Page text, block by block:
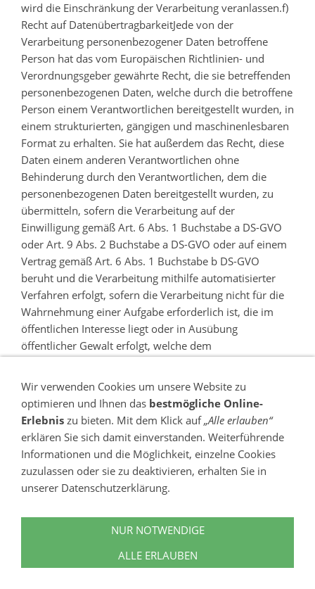
wird die Einschränkung der Verarbeitung veranlassen.f)
Recht auf DatenübertragbarkeitJede von der
Verarbeitung personenbezogener Daten betroffene
Person hat das vom Europäischen Richtlinien- und
Verordnungsgeber gewährte Recht, die sie betreffenden
personenbezogenen Daten, welche durch die betroffene
Person einem Verantwortlichen bereitgestellt wurden, in
einem strukturierten, gängigen und maschinenlesbaren
Format zu erhalten. Sie hat außerdem das Recht, diese
Daten einem anderen Verantwortlichen ohne
Behinderung durch den Verantwortlichen, dem die
personenbezogenen Daten bereitgestellt wurden, zu
übermitteln, sofern die Verarbeitung auf der
Einwilligung gemäß Art. 6 Abs. 1 Buchstabe a DS-GVO
oder Art. 9 Abs. 2 Buchstabe a DS-GVO oder auf einem
Vertrag gemäß Art. 6 Abs. 1 Buchstabe b DS-GVO
beruht und die Verarbeitung mithilfe automatisierter
Verfahren erfolgt, sofern die Verarbeitung nicht für die
Wahrnehmung einer Aufgabe erforderlich ist, die im
öffentlichen Interesse liegt oder in Ausübung
öffentlicher Gewalt erfolgt, welche dem
Ferner hat die betroffene Person bei der Ausübung ihres
Rechts auf Datenübertragbarkeit gemäß Art. 20 Abs. 1
DS-GVO das Recht, zu erwirken, dass die
personenbezogenen Daten direkt von einem
Verantwortlichen an einen anderen Verantwortlichen
übermittelt werden, soweit dies technisch machbar ist
und sofern hiervon nicht die Rechte und Freiheiten
anderer Personen beeinträchtigt werden.
Zur Geltendmachung des Rechts auf
Datenübertragbarkeit kann sich die betroffene Person
Wir verwenden Cookies um unsere Website zu
optimieren und Ihnen das bestmögliche Online-
Erlebnis zu bieten. Mit dem Klick auf„Alle erlauben“
erklären Sie sich damit einverstanden. Weiterführende
Informationen und die Möglichkeit, einzelne Cookies
zuzulassen oder sie zu deaktivieren, erhalten Sie in
unserer Datenschutzerklärung.
NUR NOTWENDIGE
ALLE ERLAUBEN